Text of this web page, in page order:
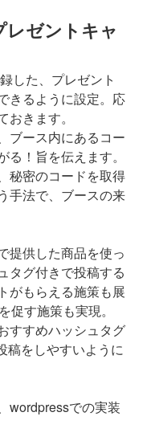
ゼントキャ
した、プレゼント
きるように設定。応
きます。
ブース内にあるコー
！旨を伝えます。
秘密のコードを取得
手法で、ブースの来
提供した商品を使っ
タグ付きで投稿する
がもらえる施策も展
促す施策も実現。
すすめハッシュタグ
稿をしやすいように
wordpressでの実装